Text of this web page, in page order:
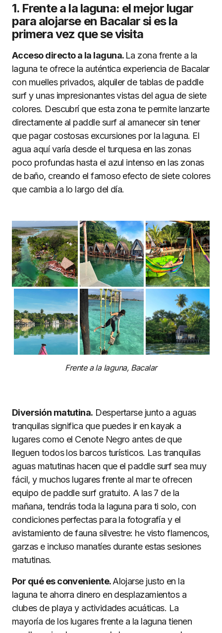
1. Frente a la laguna: el mejor lugar
para alojarse en Bacalar si es la
primera vez que se visita
Acceso directo a la laguna. La zona frente a la
laguna te ofrece la auténtica experiencia de Bacalar
con muelles privados, alquiler de tablas de paddle
surf y unas impresionantes vistas del agua de siete
colores. Descubrí que esta zona te permite lanzarte
directamente al paddle surf al amanecer sin tener
que pagar costosas excursiones por la laguna. El
agua aquí varía desde el turquesa en las zonas
poco profundas hasta el azul intenso en las zonas
de baño, creando el famoso efecto de siete colores
que cambia a lo largo del día.
Frente a la laguna, Bacalar
Diversión matutina. Despertarse junto a aguas
tranquilas significa que puedes ir en kayak a
lugares como el Cenote Negro antes de que
lleguen todos los barcos turísticos. Las tranquilas
aguas matutinas hacen que el paddle surf sea muy
fácil, y muchos lugares frente al mar te ofrecen
equipo de paddle surf gratuito. A las 7 de la
mañana, tendrás toda la laguna para ti solo, con
condiciones perfectas para la fotografía y el
avistamiento de fauna silvestre: he visto flamencos,
garzas e incluso manatíes durante estas sesiones
matutinas.
Por qué es conveniente.Alojarse justo en la
laguna te ahorra dinero en desplazamientos a
clubes de playa y actividades acuáticas. La
mayoría de los lugares frente a la laguna tienen